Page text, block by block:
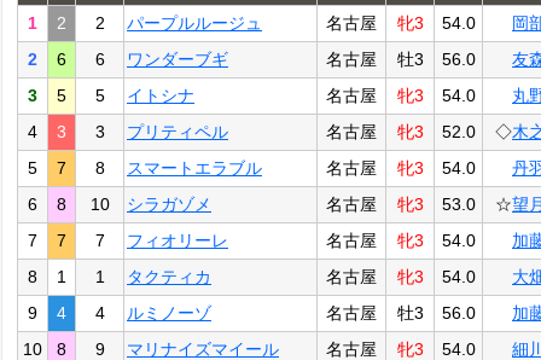
1 2 2 パープルルージュ 名古屋 牝3 54.0
岡
2
6 6 ワンダーブギ 名古屋 牡3 56.0
友
3
5 5 イトシナ 名古屋 牝3 54.0
丸
4
3 3 プリティペル 名古屋 牝3 52.0 ◇木
5
7 8 スマートエラブル 名古屋 牝3 54.0
丹
6
8 10 シラガゾメ 名古屋 牝3 53.0 ☆望
7
7 7 フィオリーレ 名古屋 牝3 54.0
加
8
1 1 タクティカ 名古屋 牝3 54.0
大
9
4 4 ルミノーゾ 名古屋 牡3 56.0
加
10
8 9 マリナイズマイール 名古屋 牝3 54.0 細